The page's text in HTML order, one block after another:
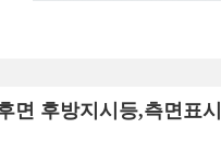
후방지시등,측면표